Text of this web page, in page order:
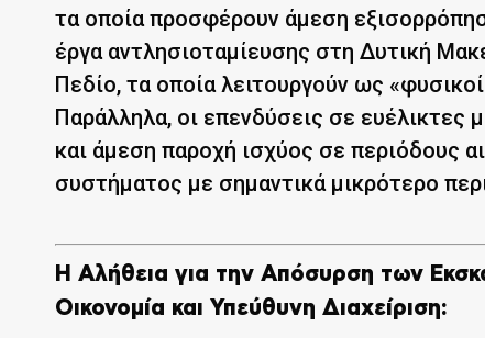
τα οποία προσφέρουν άμεση
έργα αντλησιοταμίευσης στη Δυτική
Πεδίο, τα οποία λειτουργούν ως
Παράλληλα, οι επενδύσεις σε ευέλικτες
και άμεση παροχή ισχύος σε περιόδους
συστήματος με σημαντικά μικρότερο
Η Αλήθεια για την Απόσυρση των
Οικονομία και Υπεύθυνη Διαχείριση: